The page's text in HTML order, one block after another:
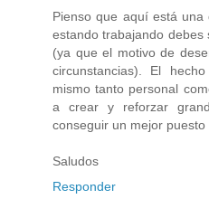
Pienso que aquí está
estando trabajando
(ya que el motivo de
circunstancias). El
mismo tanto personal
a crear y reforzar
conseguir un mejor
Saludos
Responder